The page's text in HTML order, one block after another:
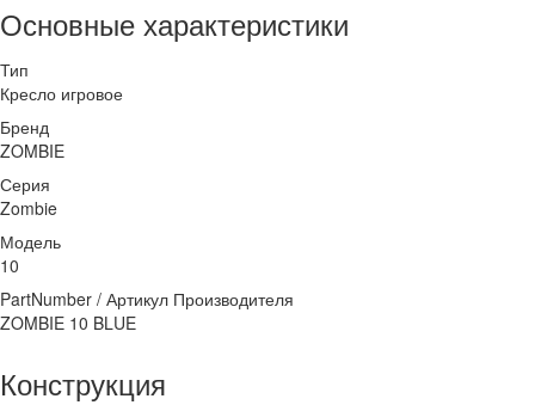
Основные характеристики
Тип
Кресло игровое
Бренд
ZOMBIE
Серия
Zombie
Модель
10
PartNumber / Артикул Производителя
ZOMBIE 10 BLUE
Конструкция